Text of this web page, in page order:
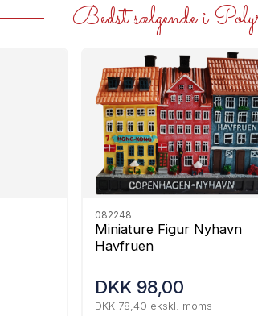
Bedst sælgende i
082248
Miniature Figur Nyhavn
Havfruen
DKK 98,00
DKK 78,40 ekskl. moms